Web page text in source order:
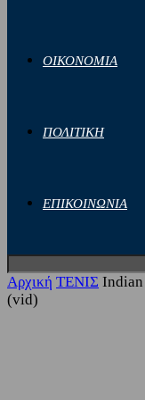
ΟΙΚΟΝΟΜΙΑ
ΠΟΛΙΤΙΚΗ
ΕΠΙΚΟΙΝΩΝΙΑ
Αρχική ΤΕΝΙΣ Indian
(vid)